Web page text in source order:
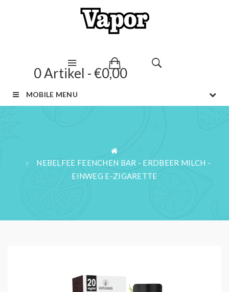
0 Artikel - €0,00
MOBILE MENU
NEBELFEE FEENCHEN BAR - ERDBEER MILCH -
EINWEG E-ZIGARETTE